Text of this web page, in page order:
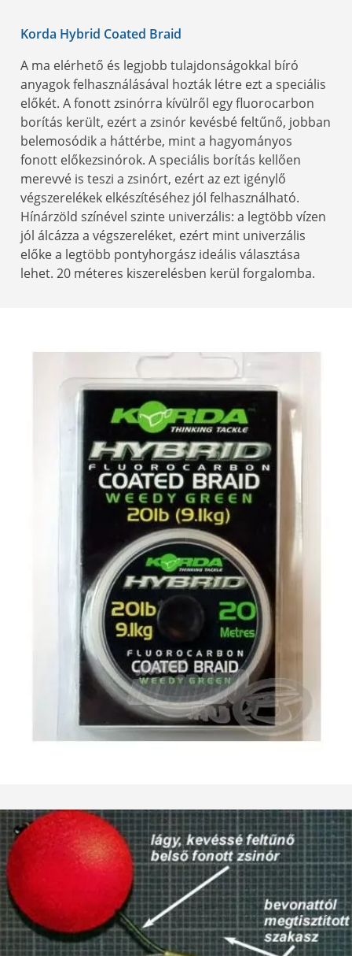
Korda Hybrid Coated Braid
A ma elérhető és legjobb tulajdonságokkal bíró
anyagok felhasználásával hozták létre ezt a speciális
előkét. A fonott zsinórra kívülről egy fluorocarbon
borítás került, ezért a zsinór kevésbé feltűnő, jobban
belemosódik a háttérbe, mint a hagyományos
fonott előkezsinórok. A speciális borítás kellően
merevvé is teszi a zsinórt, ezért az ezt igénylő
végszerelékek elkészítéséhez jól felhasználható.
Hínárzöld színével szinte univerzális: a legtöbb vízen
jól álcázza a végszereléket, ezért mint univerzális
előke a legtöbb pontyhorgász ideális választása
lehet. 20 méteres kiszerelésben kerül forgalomba.